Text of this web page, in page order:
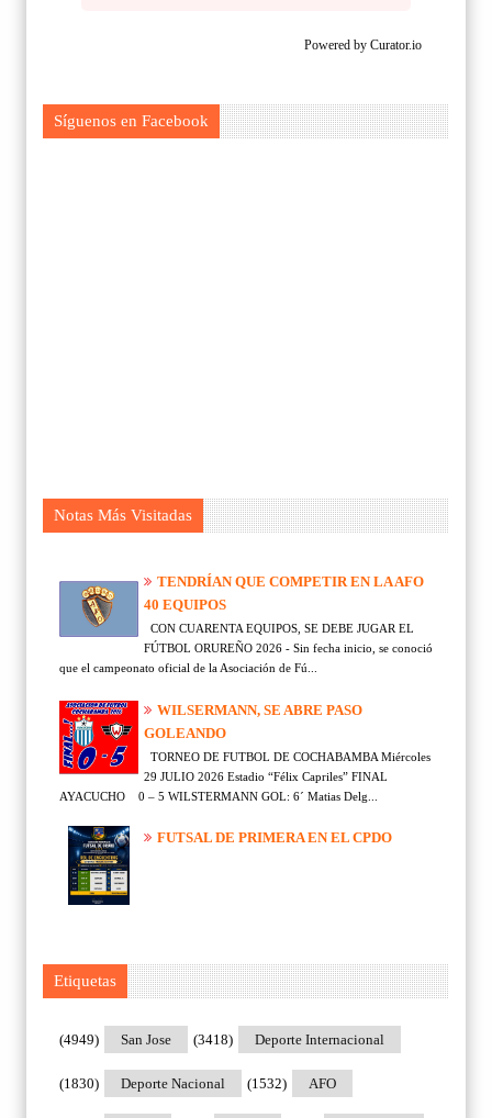
Powered by Curator.io
Síguenos en Facebook
Notas Más Visitadas
TENDRÍAN QUE COMPETIR EN LA AFO
40 EQUIPOS
CON CUARENTA EQUIPOS, SE DEBE JUGAR EL
FÚTBOL ORUREÑO 2026 - Sin fecha inicio, se conoció
que el campeonato oficial de la Asociación de Fú...
WILSERMANN, SE ABRE PASO
GOLEANDO
TORNEO DE FUTBOL DE COCHABAMBA Miércoles
29 JULIO 2026 Estadio “Félix Capriles” FINAL
AYACUCHO 0 – 5 WILSTERMANN GOL: 6´ Matias Delg...
FUTSAL DE PRIMERA EN EL CPDO
Etiquetas
San Jose
(4949) Deporte Internacional
(3418)
Deporte Nacional
(1830) AFO
(1532)